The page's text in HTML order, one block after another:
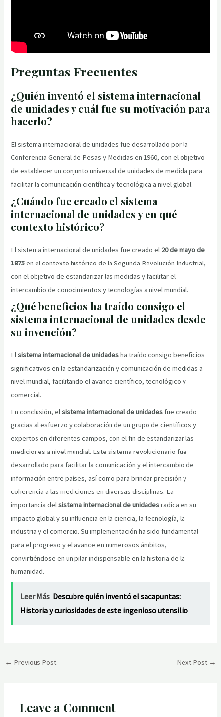
Preguntas Frecuentes
¿Quién inventó el sistema internacional
de unidades y cuál fue su motivación para
hacerlo?
El sistema internacional de unidades fue desarrollado por la
Conferencia General de Pesas y Medidas en 1960, con el objetivo
de establecer un conjunto universal de unidades de medida para
facilitar la comunicación científica y tecnológica a nivel global.
¿Cuándo fue creado el sistema
internacional de unidades y en qué
contexto histórico?
El sistema internacional de unidades fue creado el 20 de mayo de
1875en el contexto histórico de la Segunda Revolución Industrial,
con el objetivo de estandarizar las medidas y facilitar el
intercambio de conocimientos y tecnologías a nivel mundial.
¿Qué beneficios ha traído consigo el
sistema internacional de unidades desde
su invención?
Elsistema internacional de unidadesha traído consigo beneficios
significativos en la estandarización y comunicación de medidas a
nivel mundial, facilitando el avance científico, tecnológico y
comercial.
En conclusión, elsistema internacional de unidadesfue creado
gracias al esfuerzo y colaboración de un grupo de científicos y
expertos en diferentes campos, con el fin de estandarizar las
mediciones a nivel mundial. Este sistema revolucionario fue
desarrollado para facilitar la comunicación y el intercambio de
información entre países, así como para brindar precisión y
coherencia a las mediciones en diversas disciplinas. La
importancia delsistema internacional de unidadesradica en su
impacto global y su influencia en la ciencia, la tecnología, la
industria y el comercio. Su implementación ha sido fundamental
para el progreso y el avance en numerosos ámbitos,
convirtiéndose en un pilar indispensable en la historia de la
humanidad.
Leer Más Descubre quién inventó el sacapuntas:
Historia y curiosidades de este ingenioso utensilio
Post
← Previous Post Next Post →
Leave a Comment